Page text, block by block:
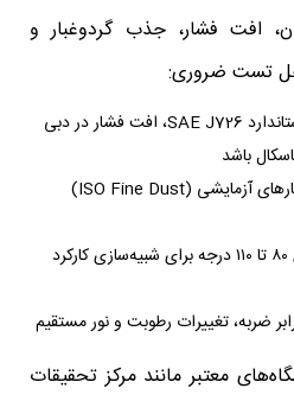
افت فشار، جذب گردوغبار و
تست ضروری:
تست افت فشار: طبق استاندارد SAE J726، افت فشار در دبی
راندمان فیلتراسیون: با غبارهای آزمایشی (ISO Fine Dust)
تست عمر مفید: در دمای ۸۰ تا ۱۱۰ درجه برای شبیه‌سازی کارکرد
ضربه، تغییرات رطوبت و نور مستقیم
معتبر مانند مرکز تحقیقات